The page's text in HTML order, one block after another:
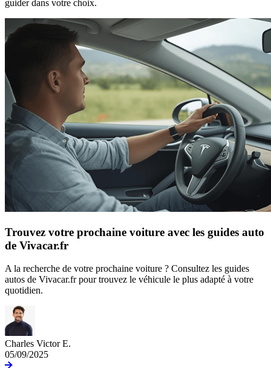
guider dans votre choix.
Trouvez votre prochaine voiture avec les guides auto
de Vivacar.fr
A la recherche de votre prochaine voiture ? Consultez les guides
autos de Vivacar.fr pour trouvez le véhicule le plus adapté à votre
quotidien.
Charles Victor E.
05/09/2025